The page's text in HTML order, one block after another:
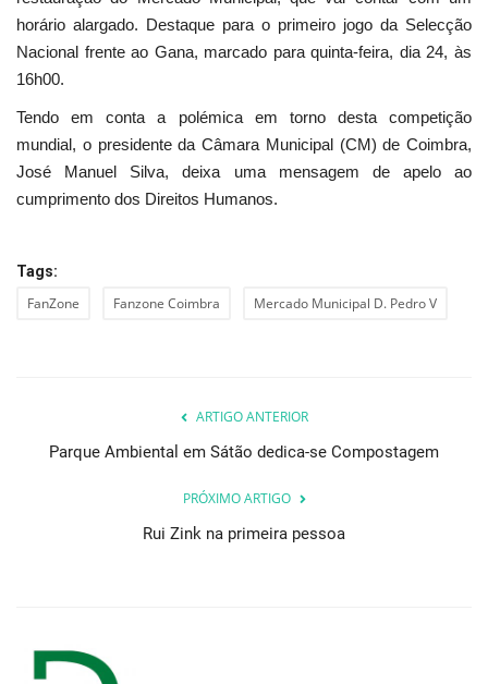
horário alargado. Destaque para o primeiro jogo da Selecção
Nacional frente ao Gana, marcado para quinta-feira, dia 24, às
16h00.
Tendo em conta a polémica em torno desta competição
mundial, o presidente da Câmara Municipal (CM) de Coimbra,
José Manuel Silva, deixa uma mensagem de apelo ao
cumprimento dos Direitos Humanos.
Tags:
FanZone Fanzone Coimbra Mercado Municipal D. Pedro V
ARTIGO ANTERIOR
Parque Ambiental em Sátão dedica-se Compostagem
PRÓXIMO ARTIGO
Rui Zink na primeira pessoa